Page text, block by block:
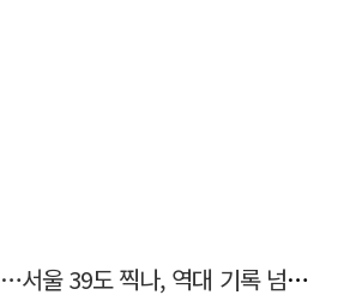
태풍도 못 꺾는 폭염…서울 39도 찍나, 역대 기록 넘본다